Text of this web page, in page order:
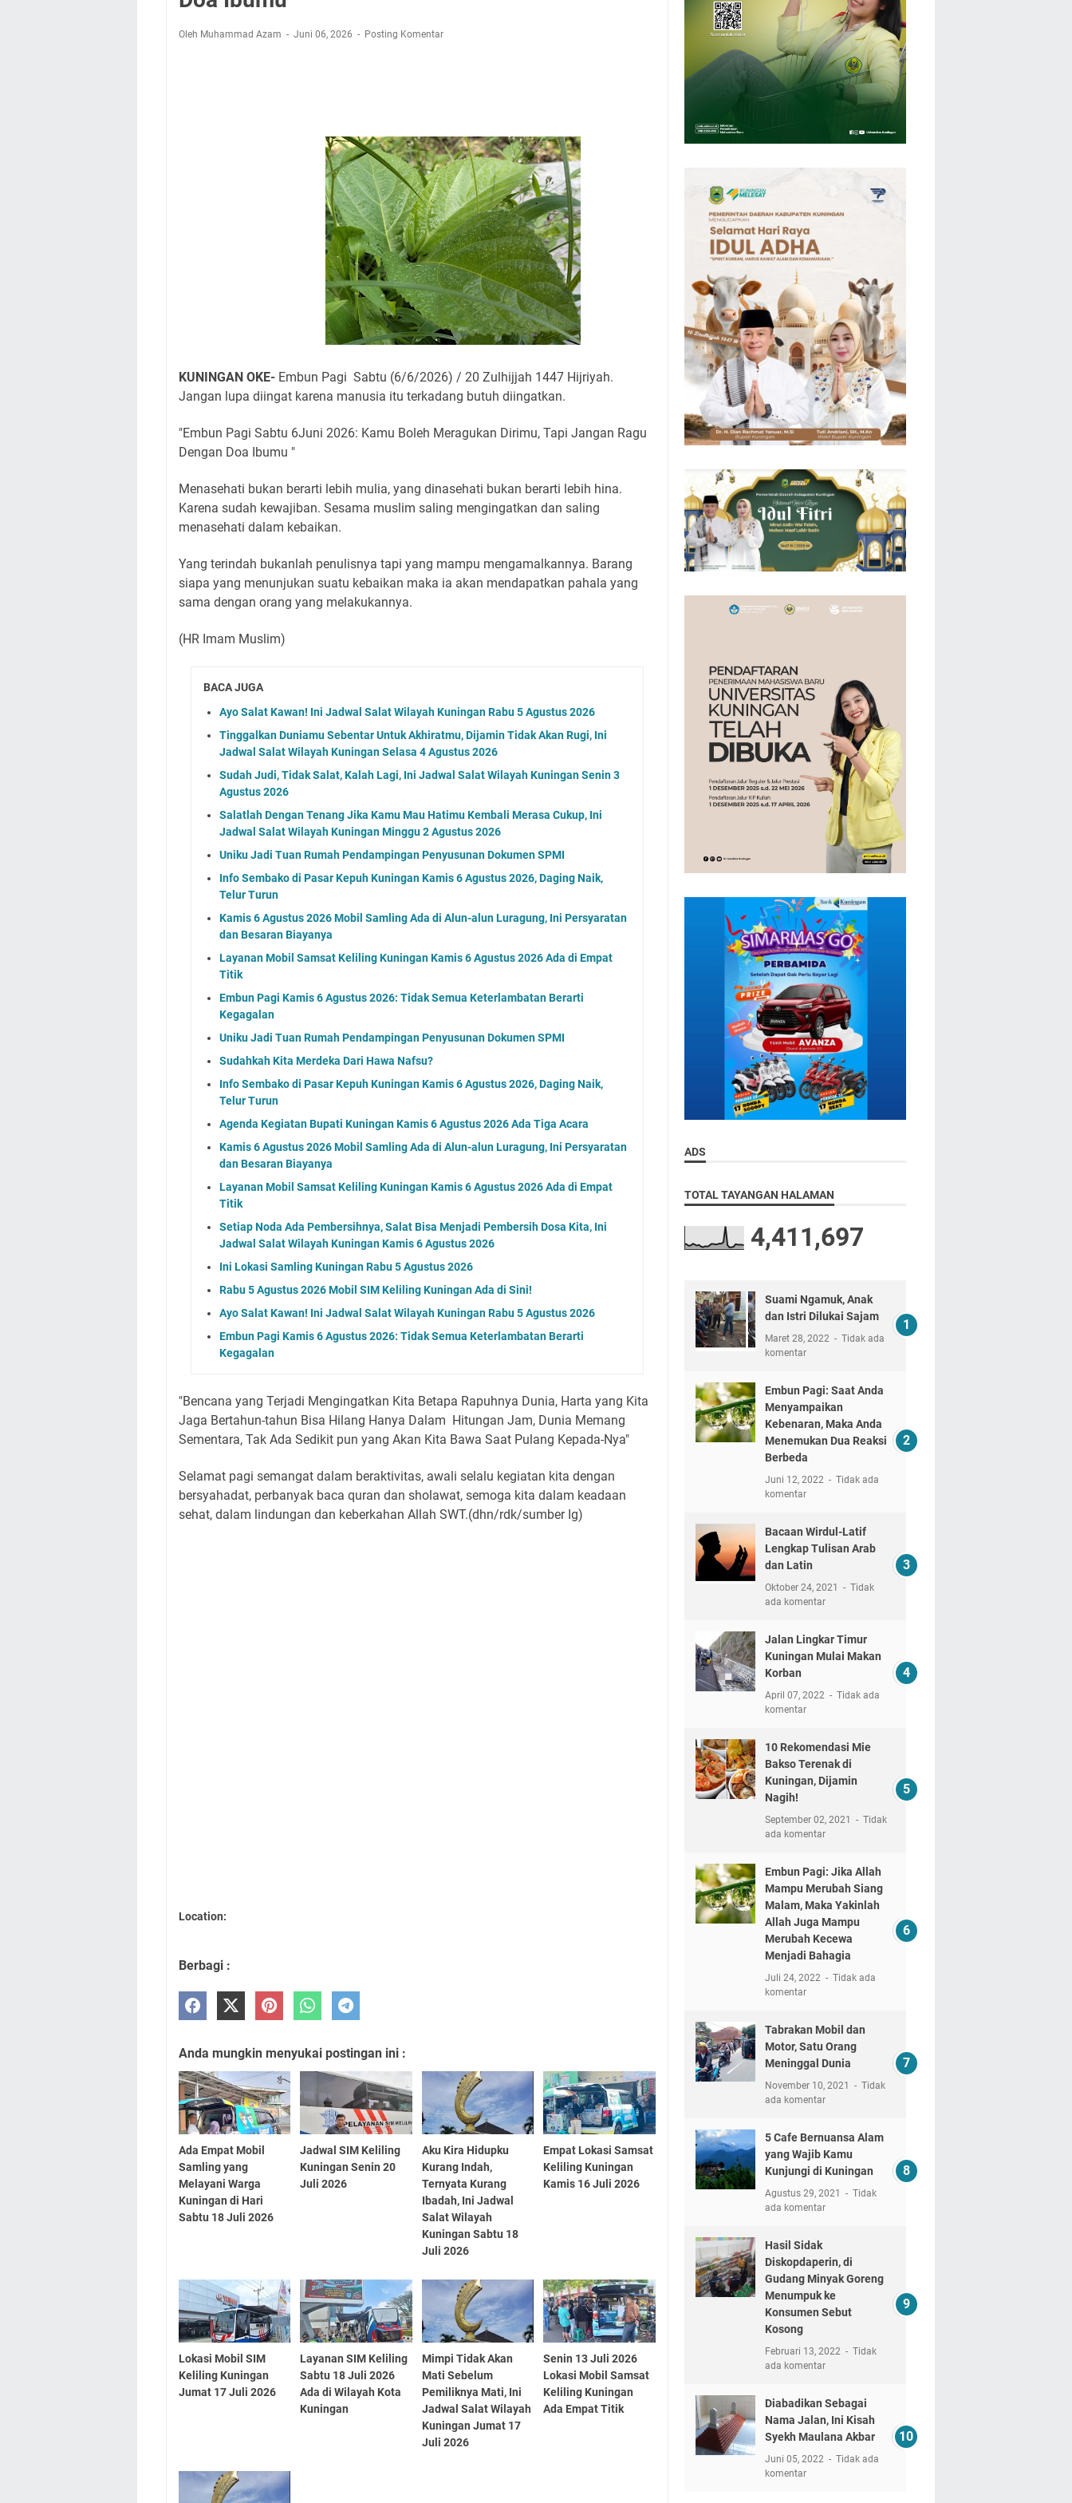
Agenda Kegiatan Bupati, Wabup dan Sekda Kuningan Rabu 5 Agustus 2026 Masing-masing
Oleh Muhammad Azam Juni 06, 2026 Posting Komentar
KUNINGAN OKE- Embun Pagi Sabtu (6/6/2026) / 20 Zulhijjah 1447 Hijriyah.
Jangan lupa diingat karena manusia itu terkadang butuh diingatkan.
"Embun Pagi Sabtu 6Juni 2026: Kamu Boleh Meragukan Dirimu, Tapi Jangan Ragu
Dengan Doa Ibumu "
Menasehati bukan berarti lebih mulia, yang dinasehati bukan berarti lebih hina.
Karena sudah kewajiban. Sesama muslim saling mengingatkan dan saling
menasehati dalam kebaikan.
Yang terindah bukanlah penulisnya tapi yang mampu mengamalkannya. Barang
siapa yang menunjukan suatu kebaikan maka ia akan mendapatkan pahala yang
sama dengan orang yang melakukannya.
(HR Imam Muslim)
BACA JUGA
Ayo Salat Kawan! Ini Jadwal Salat Wilayah Kuningan Rabu 5 Agustus 2026
Tinggalkan Duniamu Sebentar Untuk Akhiratmu, Dijamin Tidak Akan Rugi, Ini
Jadwal Salat Wilayah Kuningan Selasa 4 Agustus 2026
Sudah Judi, Tidak Salat, Kalah Lagi, Ini Jadwal Salat Wilayah Kuningan Senin 3
Agustus 2026
Salatlah Dengan Tenang Jika Kamu Mau Hatimu Kembali Merasa Cukup, Ini
Jadwal Salat Wilayah Kuningan Minggu 2 Agustus 2026
Uniku Jadi Tuan Rumah Pendampingan Penyusunan Dokumen SPMI
Info Sembako di Pasar Kepuh Kuningan Kamis 6 Agustus 2026, Daging Naik,
Telur Turun
Kamis 6 Agustus 2026 Mobil Samling Ada di Alun-alun Luragung, Ini Persyaratan
dan Besaran Biayanya
Layanan Mobil Samsat Keliling Kuningan Kamis 6 Agustus 2026 Ada di Empat
Titik
Embun Pagi Kamis 6 Agustus 2026: Tidak Semua Keterlambatan Berarti
Kegagalan
Uniku Jadi Tuan Rumah Pendampingan Penyusunan Dokumen SPMI
Sudahkah Kita Merdeka Dari Hawa Nafsu?
Info Sembako di Pasar Kepuh Kuningan Kamis 6 Agustus 2026, Daging Naik,
Telur Turun
Agenda Kegiatan Bupati Kuningan Kamis 6 Agustus 2026 Ada Tiga Acara
Kamis 6 Agustus 2026 Mobil Samling Ada di Alun-alun Luragung, Ini Persyaratan
dan Besaran Biayanya
Layanan Mobil Samsat Keliling Kuningan Kamis 6 Agustus 2026 Ada di Empat
Titik
Setiap Noda Ada Pembersihnya, Salat Bisa Menjadi Pembersih Dosa Kita, Ini
Jadwal Salat Wilayah Kuningan Kamis 6 Agustus 2026
Ini Lokasi Samling Kuningan Rabu 5 Agustus 2026
Rabu 5 Agustus 2026 Mobil SIM Keliling Kuningan Ada di Sini!
Ayo Salat Kawan! Ini Jadwal Salat Wilayah Kuningan Rabu 5 Agustus 2026
Embun Pagi Kamis 6 Agustus 2026: Tidak Semua Keterlambatan Berarti
Kegagalan
"Bencana yang Terjadi Mengingatkan Kita Betapa Rapuhnya Dunia, Harta yang Kita
Jaga Bertahun-tahun Bisa Hilang Hanya Dalam Hitungan Jam, Dunia Memang
Sementara, Tak Ada Sedikit pun yang Akan Kita Bawa Saat Pulang Kepada-Nya"
Selamat pagi semangat dalam beraktivitas, awali selalu kegiatan kita dengan
bersyahadat, perbanyak baca quran dan sholawat, semoga kita dalam keadaan
sehat, dalam lindungan dan keberkahan Allah SWT.(dhn/rdk/sumber Ig)
Location:
Berbagi :
Anda mungkin menyukai postingan ini :
Ada Empat Mobil
Samling yang
Melayani Warga
Kuningan di Hari
Sabtu 18 Juli 2026
Jadwal SIM Keliling
Kuningan Senin 20
Juli 2026
Aku Kira Hidupku
Kurang Indah,
Ternyata Kurang
Ibadah, Ini Jadwal
Salat Wilayah
Kuningan Sabtu 18
Juli 2026
Empat Lokasi Samsat
Keliling Kuningan
Kamis 16 Juli 2026
Lokasi Mobil SIM
Keliling Kuningan
Jumat 17 Juli 2026
Layanan SIM Keliling
Sabtu 18 Juli 2026
Ada di Wilayah Kota
Kuningan
Mimpi Tidak Akan
Mati Sebelum
Pemiliknya Mati, Ini
Jadwal Salat Wilayah
Kuningan Jumat 17
Juli 2026
Senin 13 Juli 2026
Lokasi Mobil Samsat
Keliling Kuningan
Ada Empat Titik
ADS
TOTAL TAYANGAN HALAMAN
4,411,697
Suami Ngamuk, Anak
dan Istri Dilukai Sajam
Maret 28, 2022
Tidak ada
komentar
Embun Pagi: Saat Anda
Menyampaikan
Kebenaran, Maka Anda
Menemukan Dua Reaksi
Berbeda
Juni 12, 2022
Tidak ada
komentar
Bacaan Wirdul-Latif
Lengkap Tulisan Arab
dan Latin
Oktober 24, 2021
Tidak
ada komentar
Jalan Lingkar Timur
Kuningan Mulai Makan
Korban
April 07, 2022
Tidak ada
komentar
10 Rekomendasi Mie
Bakso Terenak di
Kuningan, Dijamin
Nagih!
September 02, 2021
Tidak
ada komentar
Embun Pagi: Jika Allah
Mampu Merubah Siang
Malam, Maka Yakinlah
Allah Juga Mampu
Merubah Kecewa
Menjadi Bahagia
Juli 24, 2022
Tidak ada
komentar
Tabrakan Mobil dan
Motor, Satu Orang
Meninggal Dunia
November 10, 2021
Tidak
ada komentar
5 Cafe Bernuansa Alam
yang Wajib Kamu
Kunjungi di Kuningan
Agustus 29, 2021
Tidak
ada komentar
Hasil Sidak
Diskopdaperin, di
Gudang Minyak Goreng
Menumpuk ke
Konsumen Sebut
Kosong
Februari 13, 2022
Tidak
ada komentar
Diabadikan Sebagai
Nama Jalan, Ini Kisah
Syekh Maulana Akbar
Juni 05, 2022
Tidak ada
komentar